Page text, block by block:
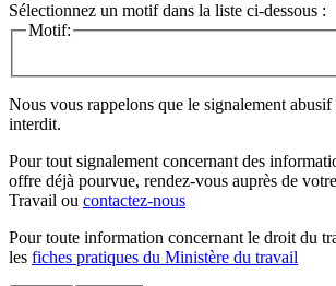
Sélectionnez un motif dans la liste ci-dessous :
Motif:
Nous vous rappelons que le signalement abusif
interdit.
Pour tout signalement concernant des
offre déjà pourvue, rendez-vous auprès de
Travail ou contactez-nous
Pour toute information concernant le droit du
les fiches pratiques du Ministère du travail